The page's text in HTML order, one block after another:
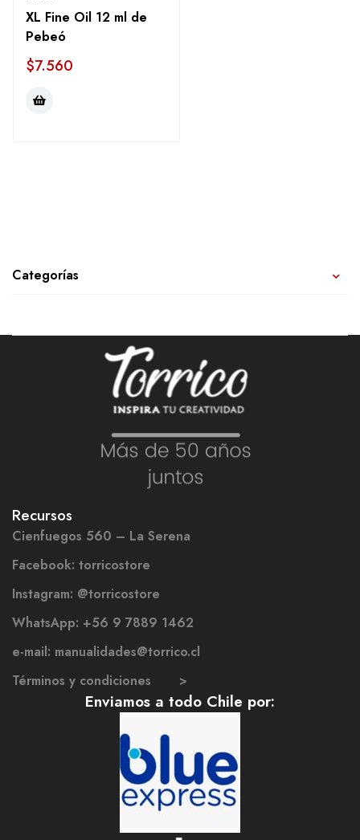
Categorías
XL Fine Oil 12 ml de
Pebeó
$7.560
Recursos
Cienfuegos 560 – La Serena
Facebook: torricostore
Instagram: @torricostore
WhatsApp: +56 9 7889 1462
e-mail: manualidades@torrico.cl
Términos y condiciones >
Enviamos a todo Chile por: